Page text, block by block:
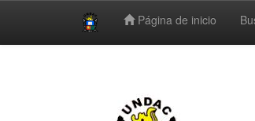
Página de inicio